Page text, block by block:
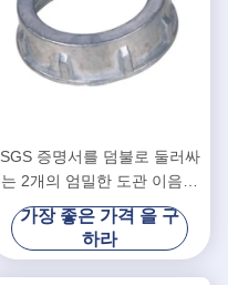
SGS 증명서를 덤불로 둘러싸
는 2개의 엄밀한 도관 이음쇠
IMC 전기 도관
가장 좋은 가격 을 구
하라